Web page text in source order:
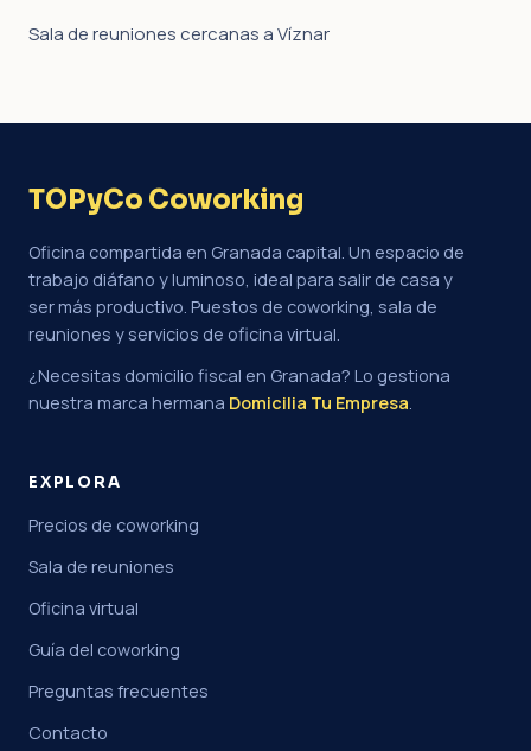
Sala de reuniones cercanas a Víznar
TOPyCo Coworking
Oficina compartida en Granada capital. Un espacio de
trabajo diáfano y luminoso, ideal para salir de casa y
ser más productivo. Puestos de coworking, sala de
reuniones y servicios de oficina virtual.
¿Necesitas domicilio fiscal en Granada? Lo gestiona
nuestra marca hermana Domicilia Tu Empresa.
EXPLORA
Precios de coworking
Sala de reuniones
Oficina virtual
Guía del coworking
Preguntas frecuentes
Contacto